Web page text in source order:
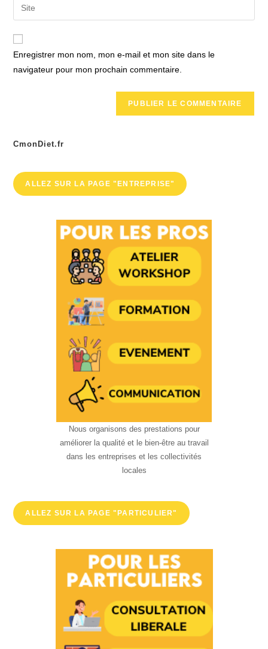
comment
address
comment
Saisir
l’URL
de
(facultatif)
Enregistrer mon nom, mon e-mail et mon site dans le
navigateur pour mon prochain commentaire.
CmonDiet.fr
ALLEZ SUR LA PAGE "ENTREPRISE"
Nous organisons des prestations pour
améliorer la qualité et le bien-être au travail
dans les entreprises et les collectivités
locales
ALLEZ SUR LA PAGE "PARTICULIER"